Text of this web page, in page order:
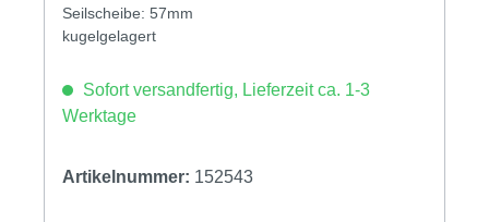
Seilscheibe: 57mm
kugelgelagert
Sofort versandfertig, Lieferzeit ca. 1-3
Werktage
Artikelnummer: 152543